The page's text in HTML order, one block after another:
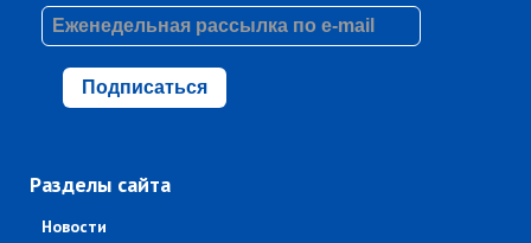
Подписаться
Разделы сайта
Новости